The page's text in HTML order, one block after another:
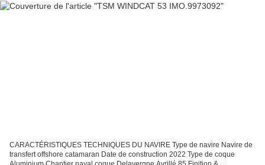
CARACTÉRISTIQUES TECHNIQUES DU NAVIRE Type de navire Navire de
transfert offshore catamaran Date de construction 2022 Type de coque